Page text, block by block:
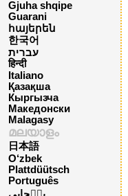
Gjuha shqipe
Guarani
հայերեն
한국어
עברית
हिन्दी
Italiano
Қазақша
Кыргызча
Македонски
Malagasy
മലയാളം
日本語
O‘zbek
Plattdüütsch
Português